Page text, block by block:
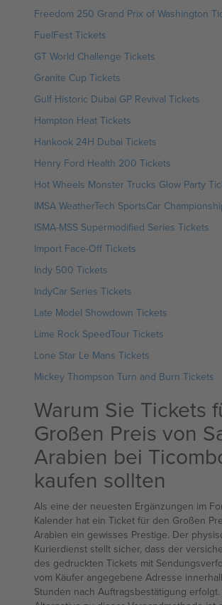
Freedom 250 Grand Prix of Washington
FuelFest Tickets
GT World Challenge Tickets
Granite Cup Tickets
Gulf Historic Dubai GP Revival Tickets
Hampton Heat Tickets
Hankook 24H Dubai Tickets
Henry Ford Health 200 Tickets
Hot Wheels Monster Trucks Glow Party
IMSA WeatherTech SportsCar
ISMA-MSS Supermodified Series Tickets
Import Face-Off Tickets
Indy 500 Tickets
IndyCar Series Tickets
Late Model Showdown Tickets
Lime Rock SpeedTour Tickets
Lone Star Le Mans Tickets
Mickey Thompson Turn and Burn Tickets
Warum Sie Tickets
Großen Preis von
Arabien bei
kaufen sollten
Als eine der neuesten Ergänzungen im
Kalender hat ein Ticket für den Großen
Arabien ein gewisses Prestige. Der
Kurierdienst stellt sicher, dass der
des gedruckten Tickets mit
vom Käufer angegebene Adresse
Stunden nach Auftragsbestätigung erfolgt.